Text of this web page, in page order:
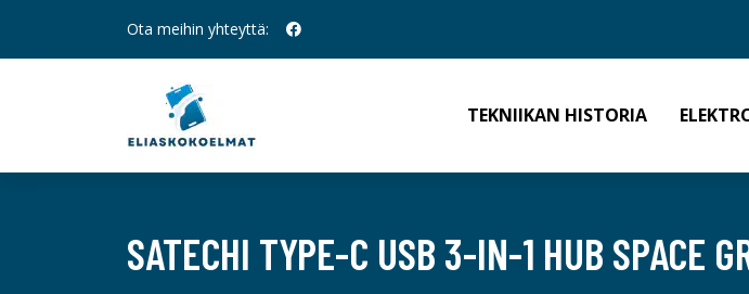
Ota meihin yhteyttä:
TEKNIIKAN HISTORIA
SATECHI TYPE-C USB 3-IN-1 HUB SPACE